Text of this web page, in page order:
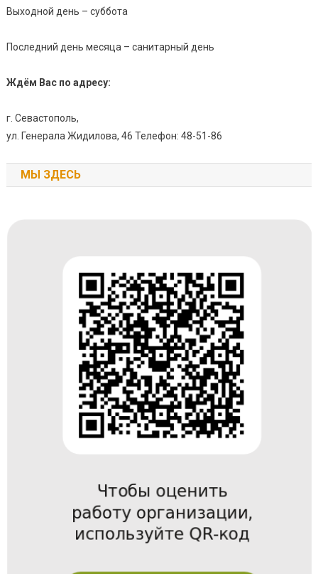
Выходной день – суббота
Последний день месяца – санитарный день
Ждём Вас по адресу:
г. Севастополь,
ул. Генерала Жидилова, 46 Телефон: 48-51-86
МЫ ЗДЕСЬ